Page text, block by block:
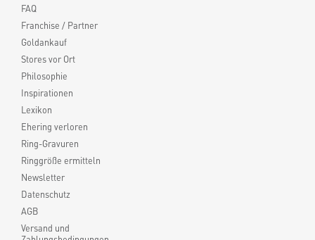
FAQ
Franchise / Partner
Goldankauf
Stores vor Ort
Philosophie
Inspirationen
Lexikon
Ehering verloren
Ring-Gravuren
Ringgröße ermitteln
Newsletter
Datenschutz
AGB
Versand und